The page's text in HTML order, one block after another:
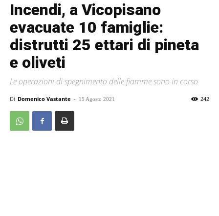
Incendi, a Vicopisano
evacuate 10 famiglie:
distrutti 25 ettari di pineta
e oliveti
Le operazioni di spegnimento delle fiamme sono in corso
Di Domenico Vastante - 15 Agosto 2021 242